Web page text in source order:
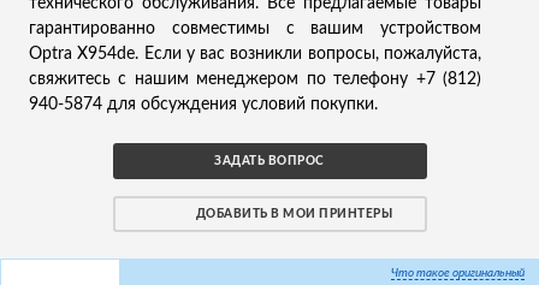
технического обслуживания. Все предлагаемые товары
гарантированно совместимы с вашим устройством
Optra X954de. Если у вас возникли вопросы, пожалуйста,
свяжитесь с нашим менеджером по телефону +7 (812)
940-5874 для обсуждения условий покупки.
ЗАДАТЬ ВОПРОС
ДОБАВИТЬ В МОИ ПРИНТЕРЫ
Что такое оригинальный